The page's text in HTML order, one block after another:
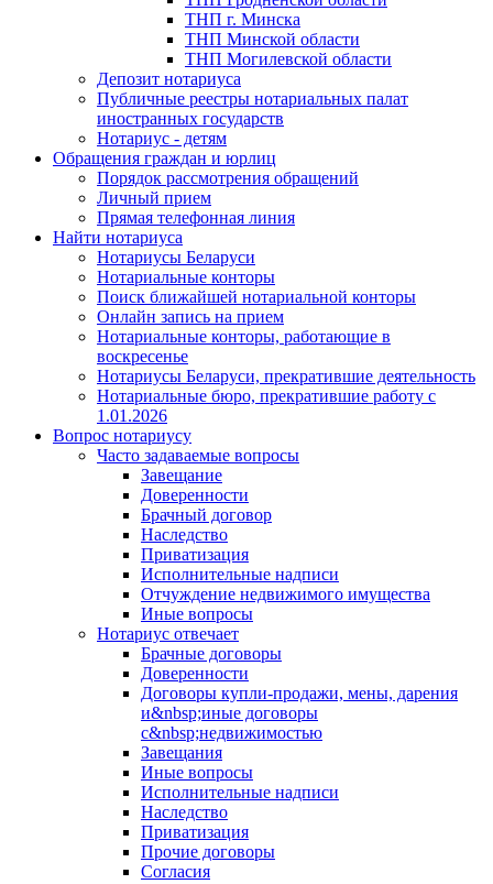
ТНП г. Минска
ТНП Минской области
ТНП Могилевской области
Депозит нотариуса
Публичные реестры нотариальных палат
иностранных государств
Нотариус - детям
Обращения граждан и юрлиц
Порядок рассмотрения обращений
Личный прием
Прямая телефонная линия
Найти нотариуса
Нотариусы Беларуси
Нотариальные конторы
Поиск ближайшей нотариальной конторы
Онлайн запись на прием
Нотариальные конторы, работающие в
воскресенье
Нотариусы Беларуси, прекратившие деятельность
Нотариальные бюро, прекратившие работу с
1.01.2026
Вопрос нотариусу
Часто задаваемые вопросы
Завещание
Доверенности
Брачный договор
Наследство
Приватизация
Исполнительные надписи
Отчуждение недвижимого имущества
Иные вопросы
Нотариус отвечает
Брачные договоры
Доверенности
Договоры купли-продажи, мены, дарения
и&nbsp;иные договоры
с&nbsp;недвижимостью
Завещания
Иные вопросы
Исполнительные надписи
Наследство
Приватизация
Прочие договоры
Согласия